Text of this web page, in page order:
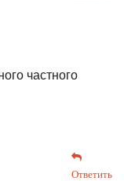
частного
Ответить